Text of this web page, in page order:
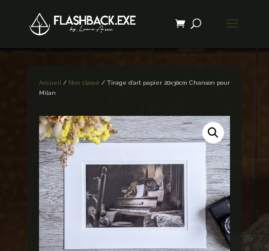
Accueil / Non classé / Tirage d’art papier 20x30cm Chanson pour
Milan